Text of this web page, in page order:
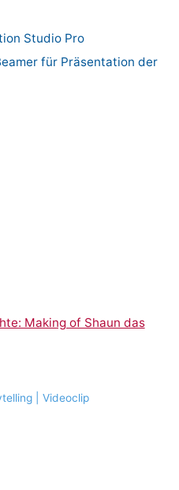
Studio Pro
für Präsentation der
Making of Shaun das
|Videoclip